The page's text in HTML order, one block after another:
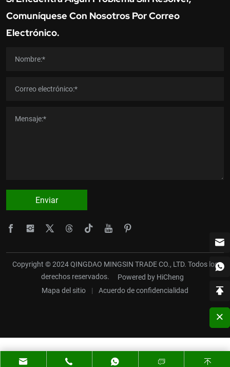
Comuníquese Con Nosotros Por Correo
Electrónico.
Enviar
Copyright © 2024 QINGDAO MINGSIN TRADE CO., LTD. Todos los
derechos reservados.
Powered by HiCheng
Mapa del sitio
| Acuerdo de confidencialidad